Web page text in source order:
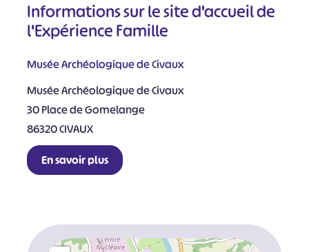
Informations sur le site d'accueil de
l'Expérience Famille
Musée Archéologique de Civaux
Musée Archéologique de Civaux
30 Place de Gomelange
86320 CIVAUX
En savoir plus